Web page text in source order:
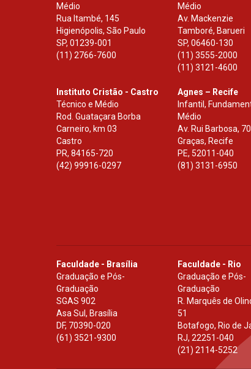
Médio
Rua Itambé, 145
Higienópolis, São Paulo
SP, 01239-001
(11) 2766-7600
Médio
Av. Mackenzie
Tamboré, Barueri
SP,06460-130
(11) 3555-2000
(11) 3121-4600
Instituto Cristão - Castro
Técnico e Médio
Rod. Guataçara Borba
Carneiro, km 03
Castro
PR, 84165-720
(42) 99916-0297
Agnes – Recife
Infantil,
Médio
Av. Rui Barbosa,
Graças, Recife
PE, 52011-040
(81) 3131-6950
Faculdade - Brasília
Graduação e Pós-
Graduação
SGAS 902
Asa Sul, Brasília
DF, 70390-020
(61) 3521-9300
Faculdade - Rio
Graduação e Pós-
Graduação
R. Marquês de
51
Botafogo, Rio de
RJ,22251-040
(21) 2114-5252